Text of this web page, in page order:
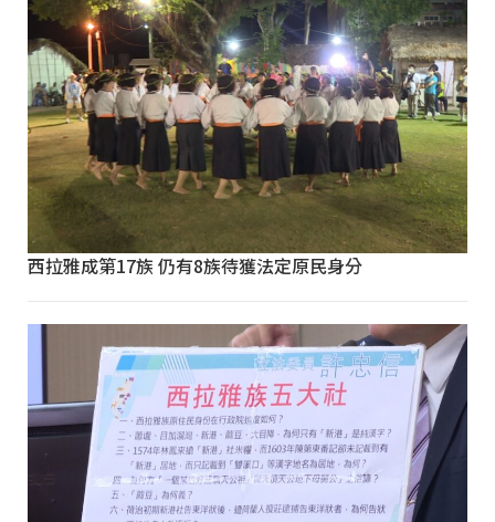
西拉雅成第17族 仍有8族待獲法定原民身分